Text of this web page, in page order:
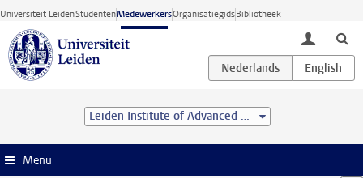
Ga direct naar de inhoud
Universiteit LeidenStudentenMedewerkersOrganisatiegidsBibliotheek
toggle
Leiden Institute of Advanced Computer Science (LIACS)
Menu